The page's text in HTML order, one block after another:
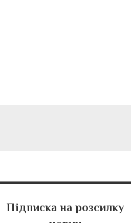
Підписка на розсилку